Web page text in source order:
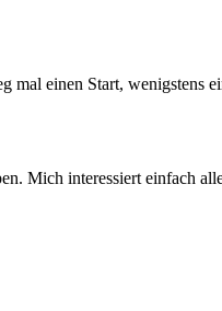
einen Start, wenigstens
Mich interessiert einfach